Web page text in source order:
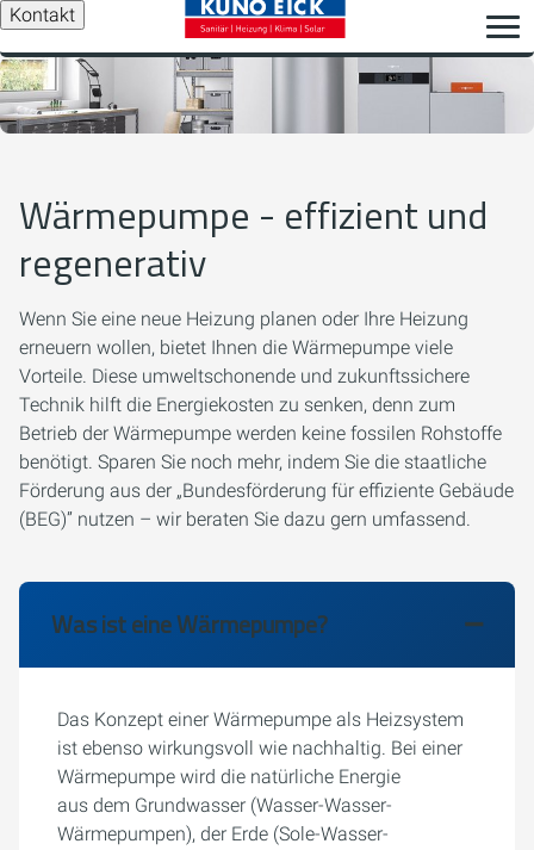
Kontakt
Wärmepumpe - effizient und
regenerativ
Wenn Sie eine neue Heizung planen oder Ihre Heizung
erneuern wollen, bietet Ihnen die Wärmepumpe viele
Vorteile. Diese umweltschonende und zukunftssichere
Technik hilft die Energiekosten zu senken, denn zum
Betrieb der Wärmepumpe werden keine fossilen Rohstoffe
benötigt. Sparen Sie noch mehr, indem Sie die staatliche
Förderung aus der „Bundesförderung für effiziente Gebäude
(BEG)” nutzen – wir beraten Sie dazu gern umfassend.
Was ist eine Wärmepumpe?
Das Konzept einer Wärmepumpe als Heizsystem
ist ebenso wirkungsvoll wie nachhaltig. Bei einer
Wärmepumpe wird die natürliche Energie
aus dem Grundwasser (Wasser-Wasser-
Wärmepumpen), der Erde (Sole-Wasser-